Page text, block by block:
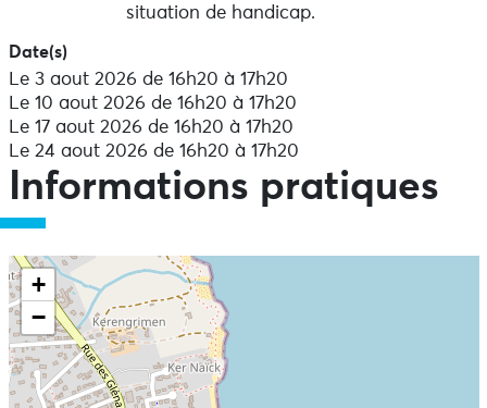
situation de handicap.
Date(s)
Le 3 aout 2026 de 16h20 à 17h20
Le 10 aout 2026 de 16h20 à 17h20
Le 17 aout 2026 de 16h20 à 17h20
Le 24 aout 2026 de 16h20 à 17h20
Informations pratiques
+
−